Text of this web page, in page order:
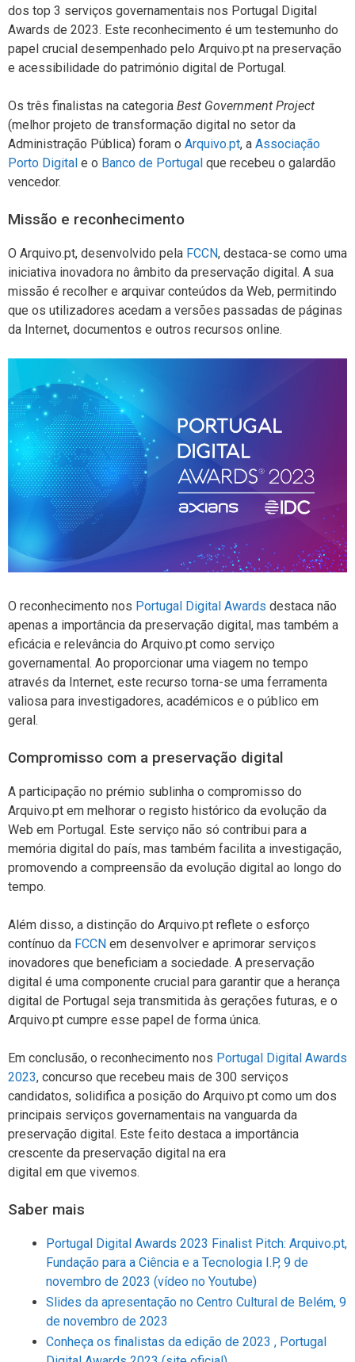
dos top 3 serviços governamentais nos Portugal Digital
Awards de 2023. Este reconhecimento é um testemunho do
papel crucial desempenhado pelo Arquivo.pt na preservação
e acessibilidade do património digital de Portugal.
Os três finalistas na categoria Best Government Project
(melhor projeto de transformação digital no setor da
Administração Pública) foram o Arquivo.pt, a Associação
Porto Digital e o Banco de Portugal que recebeu o galardão
vencedor.
Missão e reconhecimento
O Arquivo.pt, desenvolvido pela FCCN, destaca-se como uma
iniciativa inovadora no âmbito da preservação digital. A sua
missão é recolher e arquivar conteúdos da Web, permitindo
que os utilizadores acedam a versões passadas de páginas
da Internet, documentos e outros recursos online.
O reconhecimento nos Portugal Digital Awards destaca não
apenas a importância da preservação digital, mas também a
eficácia e relevância do Arquivo.pt como serviço
governamental. Ao proporcionar uma viagem no tempo
através da Internet, este recurso torna-se uma ferramenta
valiosa para investigadores, académicos e o público em
geral.
Compromisso com a preservação digital
A participação no prémio sublinha o compromisso do
Arquivo.pt em melhorar o registo histórico da evolução da
Web em Portugal. Este serviço não só contribui para a
memória digital do país, mas também facilita a investigação,
promovendo a compreensão da evolução digital ao longo do
tempo.
Além disso, a distinção do Arquivo.pt reflete o esforço
contínuo da FCCN em desenvolver e aprimorar serviços
inovadores que beneficiam a sociedade. A preservação
digital é uma componente crucial para garantir que a herança
digital de Portugal seja transmitida às gerações futuras, e o
Arquivo.pt cumpre esse papel de forma única.
Em conclusão, o reconhecimento nos Portugal Digital Awards
2023, concurso que recebeu mais de 300 serviços
candidatos, solidifica a posição do Arquivo.pt como um dos
principais serviços governamentais na vanguarda da
preservação digital. Este feito destaca a importância
crescente da preservação digital na era
digital em que vivemos.
Saber mais
Portugal Digital Awards 2023 Finalist Pitch: Arquivo.pt,
Fundação para a Ciência e a Tecnologia I.P, 9 de
novembro de 2023 (vídeo no Youtube)
Slides da apresentação no Centro Cultural de Belém, 9
de novembro de 2023
Conheça os finalistas da edição de 2023 , Portugal